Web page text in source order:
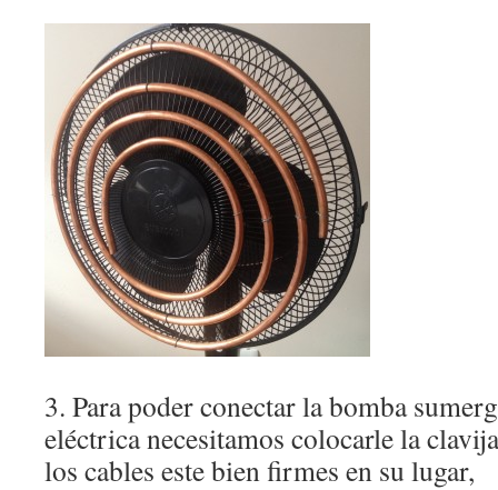
3. Para poder conectar la bomba
eléctrica necesitamos colocarle la
los cables este bien firmes en su lugar,